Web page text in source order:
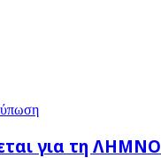
για τη ΛΗΜΝΟ